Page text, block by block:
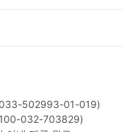
502993-01-019)
032-703829)